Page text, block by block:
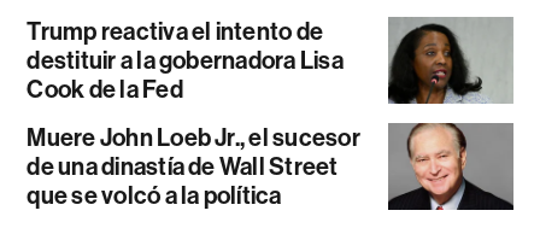
Trump reactiva el intento de
destituir a la gobernadora Lisa
Cook de la Fed
Muere John Loeb Jr., el sucesor
de una dinastía de Wall Street
que se volcó a la política